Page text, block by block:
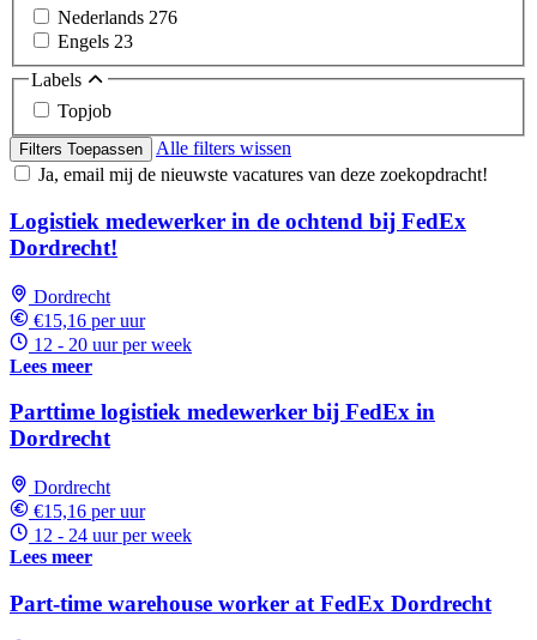
Nederlands 276
Engels 23
Labels
Topjob
Filters Toepassen
Alle filters wissen
Ja, email mij de nieuwste vacatures van deze zoekopdracht!
Logistiek medewerker in de ochtend bij FedEx
Dordrecht!
Dordrecht
€15,16 per uur
12 - 20 uur per week
Lees meer
Parttime logistiek medewerker bij FedEx in
Dordrecht
Dordrecht
€15,16 per uur
12 - 24 uur per week
Lees meer
Part-time warehouse worker at FedEx Dordrecht